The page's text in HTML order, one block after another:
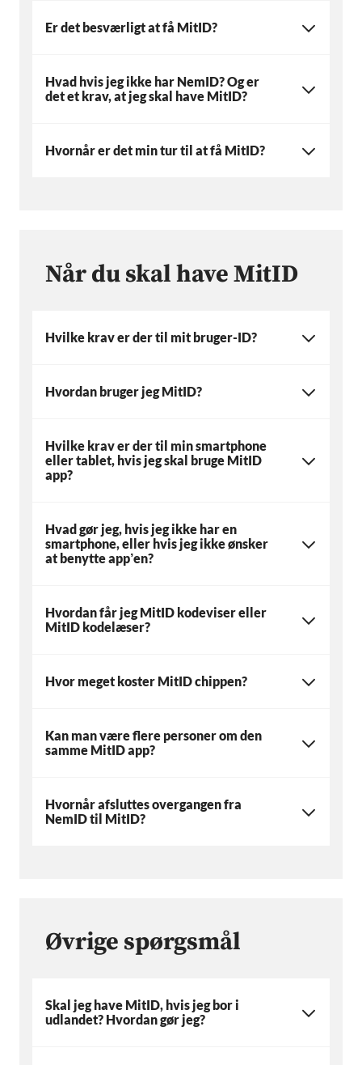
Er det besværligt at få MitID?
Hvad hvis jeg ikke har NemID? Og er
det et krav, at jeg skal have MitID?
Hvornår er det min tur til at få MitID?
Når du skal have MitID
Hvilke krav er der til mit bruger-ID?
Hvordan bruger jeg MitID?
Hvilke krav er der til min smartphone
eller tablet, hvis jeg skal bruge MitID
app?
Hvad gør jeg, hvis jeg ikke har en
smartphone, eller hvis jeg ikke ønsker
at benytte app’en?
Hvordan får jeg MitID kodeviser eller
MitID kodelæser?
Hvor meget koster MitID chippen?
Kan man være flere personer om den
samme MitID app?
Hvornår afsluttes overgangen fra
NemID til MitID?
Øvrige spørgsmål
Skal jeg have MitID, hvis jeg bor i
udlandet? Hvordan gør jeg?